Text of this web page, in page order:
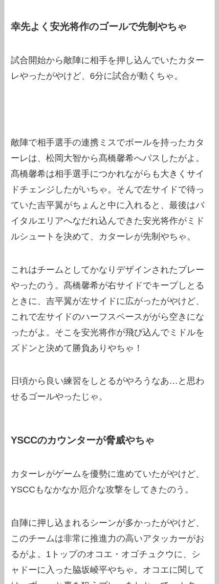
幸先よく安光将作のゴールで先制やちゃ
試合開始から敵陣に相手を押し込んでいたカター
レやったがやけど、6分に試合が動くちゃ。
敵陣で相手選手の連携ミスでボールを持ったカタ
ーレは、松岡大智から髙橋馨希へパスしたがよ。
髙橋馨希は相手選手につかれながらも大きくサイ
ドチェンジしたがいちゃ。そんで左サイドで待っ
ていた吉平翼がちょんと中に入れると、最後はバ
イタルエリアへなだれ込んできた安光将作がミド
ルシュートを決めて、カターレが先制やちゃ。
これはチームとしてかなりデザインされたプレー
やったのう。髙橋馨希が右サイドでキープしとる
ときに、吉平翼が左サイドに広がったがやけど、
これで左サイドのハーフスペースががら空きにな
ったがよ。そこを安光将作が飛び込んでミドルを
ズドンと決めて勝負ありやちゃ！
日頃から良い練習をしとるがやろうなあ…と思わ
せるゴールやったじゃ。
YSCCのカウンターが脅威やちゃ
カターレがゲームを優勢に進めていたがやけど、
YSCCもなかなか厄介な攻撃をしてきたのう。
自陣に押し込まれるシーンが多かったがやけど、
このチームは非常に推進力の高いアタッカーがお
るがよ。1トップのオコエ・オゴチュクウに、シ
ャドーに入った脇坂崚平やちゃ。オコエに関して